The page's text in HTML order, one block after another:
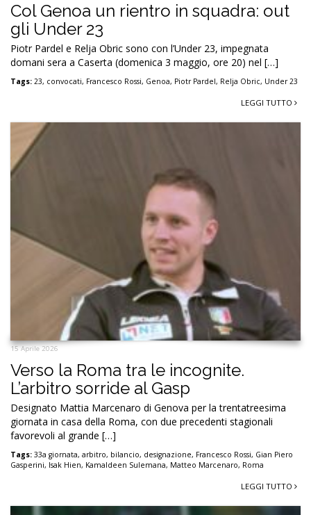
Col Genoa un rientro in squadra: out
gli Under 23
Piotr Pardel e Relja Obric sono con l’Under 23, impegnata
domani sera a Caserta (domenica 3 maggio, ore 20) nel […]
Tags: 23, convocati, Francesco Rossi, Genoa, Piotr Pardel, Relja Obric, Under 23
LEGGI TUTTO
15 Aprile 2026
Verso la Roma tra le incognite.
L’arbitro sorride al Gasp
Designato Mattia Marcenaro di Genova per la trentatreesima
giornata in casa della Roma, con due precedenti stagionali
favorevoli al grande […]
Tags: 33a giornata, arbitro, bilancio, designazione, Francesco Rossi, Gian Piero
Gasperini, Isak Hien, Kamaldeen Sulemana, Matteo Marcenaro, Roma
LEGGI TUTTO